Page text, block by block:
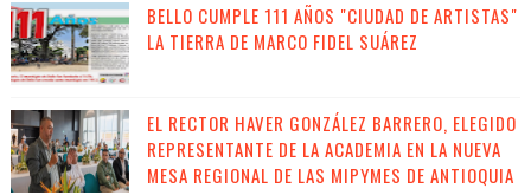
BELLO CUMPLE 111 AÑOS "CIUDAD DE ARTISTAS"
LA TIERRA DE MARCO FIDEL SUÁREZ
EL RECTOR HAVER GONZÁLEZ BARRERO, ELEGIDO
REPRESENTANTE DE LA ACADEMIA EN LA NUEVA
MESA REGIONAL DE LAS MIPYMES DE ANTIOQUIA